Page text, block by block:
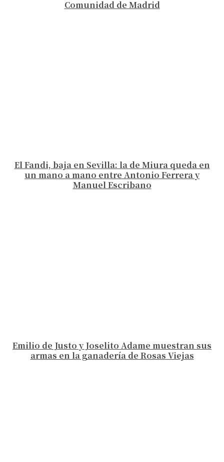
Comunidad de Madrid
El Fandi, baja en Sevilla: la de Miura queda en
un mano a mano entre Antonio Ferrera y
Manuel Escribano
Emilio de Justo y Joselito Adame muestran sus
armas en la ganadería de Rosas Viejas